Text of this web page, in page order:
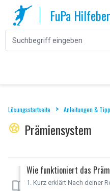
FuPa
Lösungsstartseite Anleitungen &
Prämiensystem
Wie funktioniert das